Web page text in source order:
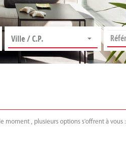
Ville / C.P.
moment , plusieurs options s'offrent à vous :